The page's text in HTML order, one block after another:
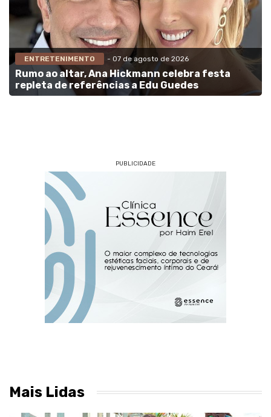
ENTRETENIMENTO - 07 de agosto de 2026
Rumo ao altar, Ana Hickmann celebra festa
repleta de referências a Edu Guedes
PUBLICIDADE
Mais Lidas